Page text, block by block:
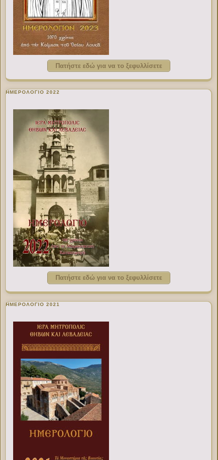
Πατήστε εδώ για να το ξεφυλλίσετε
ΗΜΕΡΟΛΟΓΙΟ 2022
Πατήστε εδώ για να το ξεφυλλίσετε
ΗΜΕΡΟΛΟΓΙΟ 2021